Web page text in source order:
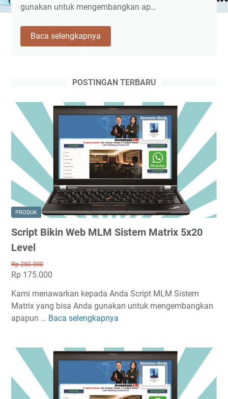
gunakan untuk mengembangkan ap…
Baca selengkapnya
MLM
dan
POSTINGAN TERBARU
PRODUK
Script Bikin Web MLM Sistem Matrix 5x20
Level
Rp 250.000
Rp 175.000
Kami menawarkan kepada Anda Script MLM Sistem
Matrix yang bisa Anda gunakan untuk mengembangkan
apapun … Baca selengkapnya
i
p
t
B